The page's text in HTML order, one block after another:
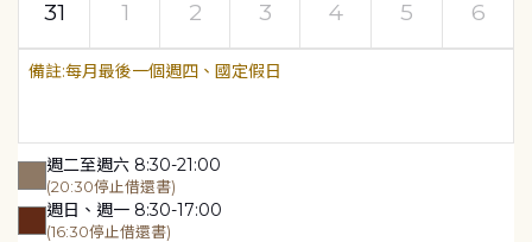
31
1 2 3 4 5 6
每月最後一個週四、國定假日
週二至週六 8:30-21:00
(20:30停止借還書)
週日、週一 8:30-17:00
(16:30停止借還書)